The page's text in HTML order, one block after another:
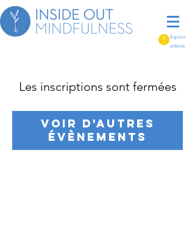
Espace
enfants
Les inscriptions sont fermées
Voir d'autres
évènements